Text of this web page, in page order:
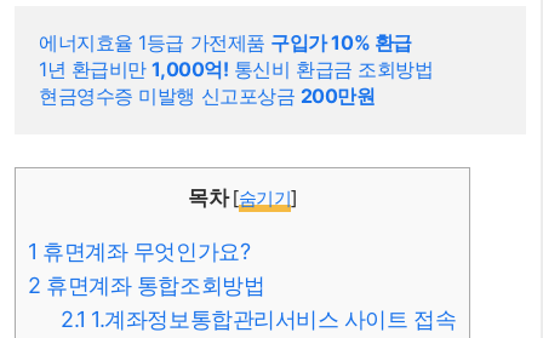
에너지효율 1등급 가전제품 구입가 10% 환급
1년 환급비만 1,000억! 통신비 환급금 조회방법
현금영수증 미발행 신고포상금 200만원
목차 [숨기기]
1 휴면계좌 무엇인가요?
2 휴면계좌 통합조회방법
2.1 1.계좌정보통합관리서비스 사이트 접속